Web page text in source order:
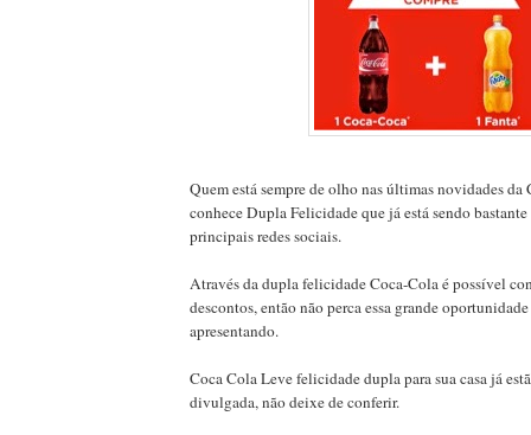
Quem está sempre de olho nas últimas novidades da
conhece Dupla Felicidade que já está sendo bastante
principais redes sociais.
Através da dupla felicidade Coca-Cola é possível
descontos, então não perca essa grande
apresentando.
Coca Cola Leve felicidade dupla para sua casa já
divulgada, não deixe de conferir.